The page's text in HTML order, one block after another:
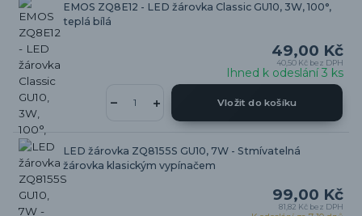
EMOS ZQ8E12 - LED žárovka Classic GU10, 3W, 100°,
teplá bílá
49,00 Kč
40,50 Kč bez DPH
Ihned k odeslání 3 ks
Vložit do košíku
LED žárovka ZQ8155S GU10, 7W - Stmívatelná
žárovka klasickým vypínačem
99,00 Kč
81,82 Kč bez DPH